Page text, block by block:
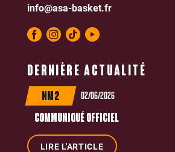
DERNIÈRE ACTUALITÉ
NM2 02/06/2026
COMMUNIQUÉ OFFICIEL
LIRE L'ARTICLE
info@asa-basket.fr